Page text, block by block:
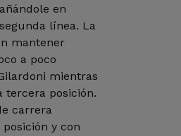
en
línea. La
mantener
a poco
mientras
tercera posición.
carrera
y con